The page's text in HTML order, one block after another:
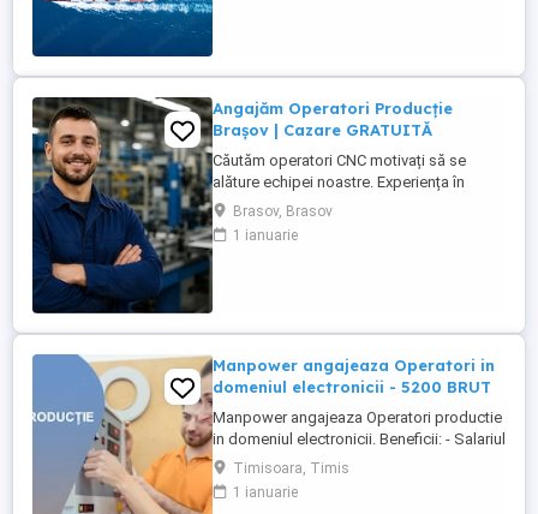
Angajăm Operatori Producție
Brașov | Cazare GRATUITĂ
Căutăm operatori CNC motivați să se
alăture echipei noastre. Experiența în
domeniu reprezintă un avantaj. Oferim:
Cazare GRATUITĂ în apartamente complet
utilate; Pachet salarial atractiv; Transport
Brasov, Brasov
1 ianuarie
Manpower angajeaza Operatori in
domeniul electronicii - 5200 BRUT
Manpower angajeaza Operatori productie
in domeniul electronicii. Beneficii: - Salariul
- 5200 (in functie de experienta in
domeniul electronicii); - Tichete de masa
de 35 de lei zi lucratoare; - Mediu de lucru
Timisoara, Timis
1 ianuarie